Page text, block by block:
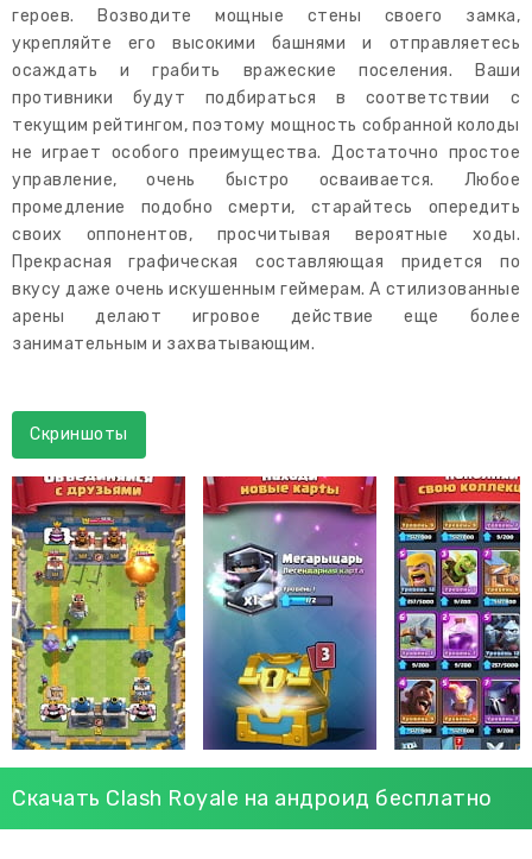
героев. Возводите мощные стены своего замка,
укрепляйте его высокими башнями и отправляетесь
осаждать и грабить вражеские поселения. Ваши
противники будут подбираться в соответствии с
текущим рейтингом, поэтому мощность собранной колоды
не играет особого преимущества. Достаточно простое
управление, очень быстро осваивается. Любое
промедление подобно смерти, старайтесь опередить
своих оппонентов, просчитывая вероятные ходы.
Прекрасная графическая составляющая придется по
вкусу даже очень искушенным геймерам. А стилизованные
арены делают игровое действие еще более
занимательным и захватывающим.
Скриншоты
Скачать Clash Royale на андроид бесплатно